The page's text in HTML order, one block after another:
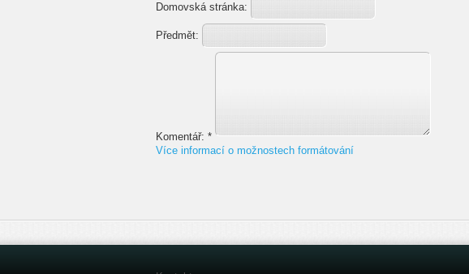
Domovská stránka:
Předmět:
Komentář: *
Více informací o možnostech formátování